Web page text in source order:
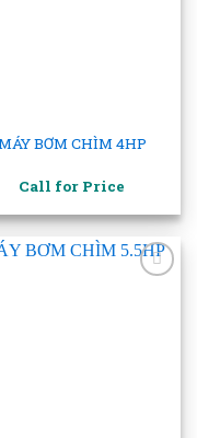
BƠM CHÌM 4HP
Call for Price